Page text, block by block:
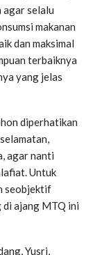
agar selalu
makanan
dan maksimal
terbaiknya
yang jelas
diperhatikan
agar nanti
Untuk
seobjektif
di ajang MTQ ini
Yusri,